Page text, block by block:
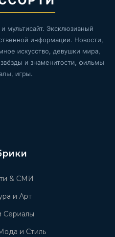
мультисайт. Эксклюзивный
информации. Новости,
искусство, девушки мира,
и знаменитости, фильмы
игры.
& СМИ
и Арт
Сериалы
и Стиль